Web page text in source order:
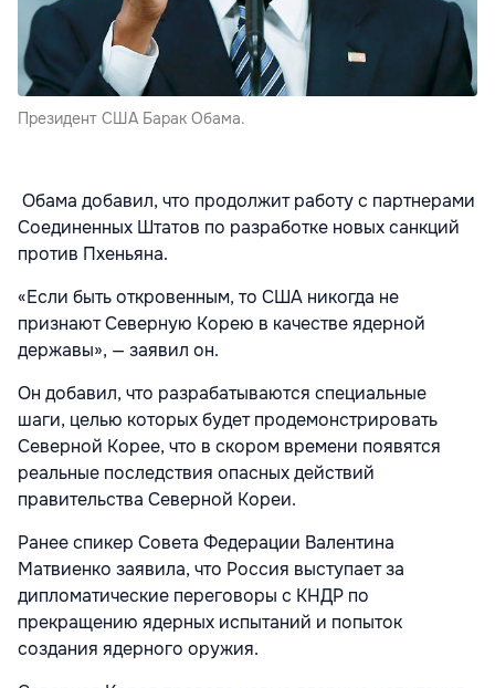
Президент США Барак Обама.
Обама добавил, что продолжит работу с партнерами
Соединенных Штатов по разработке новых санкций
против Пхеньяна.
«Если быть откровенным, то США никогда не
признают Северную Корею в качестве ядерной
державы», — заявил он.
Он добавил, что разрабатываются специальные
шаги, целью которых будет продемонстрировать
Северной Корее, что в скором времени появятся
реальные последствия опасных действий
правительства Северной Кореи.
Ранее спикер Совета Федерации Валентина
Матвиенко заявила, что Россия выступает за
дипломатические переговоры с КНДР по
прекращению ядерных испытаний и попыток
создания ядерного оружия.